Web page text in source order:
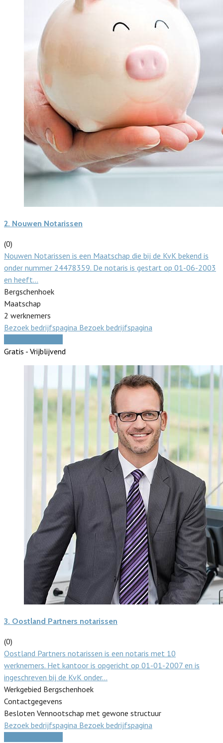
2. Nouwen Notarissen
(0)
Nouwen Notarissen is een Maatschap die bij de KvK bekend is
onder nummer 24478359. De notaris is gestart op 01-06-2003
en heeft…
Bergschenhoek
Maatschap
2 werknemers
Bezoek bedrijfspagina Bezoek bedrijfspagina
Gratis - Vrijblijvend
3. Oostland Partners notarissen
(0)
Oostland Partners notarissen is een notaris met 10
werknemers. Het kantoor is opgericht op 01-01-2007 en is
ingeschreven bij de KvK onder…
Werkgebied Bergschenhoek
Contactgegevens
Besloten Vennootschap met gewone structuur
Bezoek bedrijfspagina Bezoek bedrijfspagina